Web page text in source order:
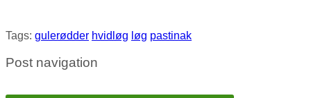
Tags: gulerødder hvidløg løg pastinak
Post navigation